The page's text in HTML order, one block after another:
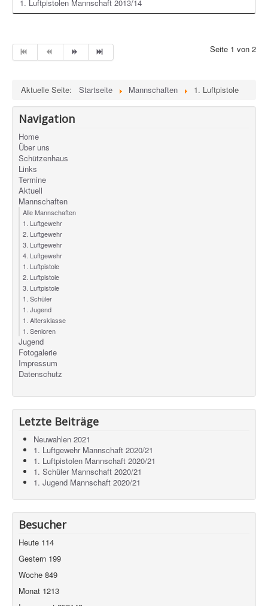
1. Luftpistolen Mannschaft 2013/14
Seite 1 von 2
Aktuelle Seite: Startseite Mannschaften 1. Luftpistole
Navigation
Home
Über uns
Schützenhaus
Links
Termine
Aktuell
Mannschaften
Alle Mannschaften
1. Luftgewehr
2. Luftgewehr
3. Luftgewehr
4. Luftgewehr
1. Luftpistole
2. Luftpistole
3. Luftpistole
1. Schüler
1. Jugend
1. Altersklasse
1. Senioren
Jugend
Fotogalerie
Impressum
Datenschutz
Letzte Beiträge
Neuwahlen 2021
1. Luftgewehr Mannschaft 2020/21
1. Luftpistolen Mannschaft 2020/21
1. Schüler Mannschaft 2020/21
1. Jugend Mannschaft 2020/21
Besucher
Heute 114
Gestern 199
Woche 849
Monat 1213